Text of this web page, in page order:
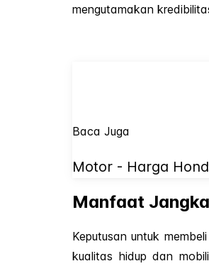
mengutamakan
Baca Juga
Motor - Harga
Manfaat
Keputusan untuk
kualitas hidup dan